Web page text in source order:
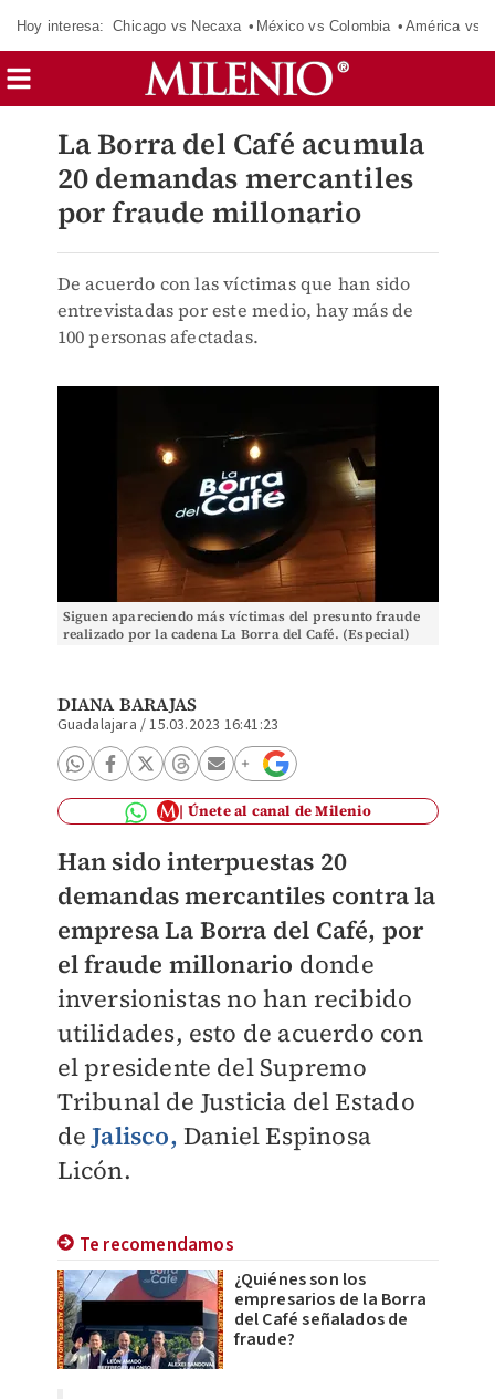
Hoy interesa: Chicago vs Necaxa México vs Colombia América vs
La Borra del Café acumula
20 demandas mercantiles
por fraude millonario
De acuerdo con las víctimas que han sido
entrevistadas por este medio, hay más de
100 personas afectadas.
Siguen apareciendo más víctimas del presunto fraude
realizado por la cadena La Borra del Café. (Especial)
DIANA BARAJAS
Guadalajara /15.03.2023 16:41:23
Únete al canal de Milenio
Han sido interpuestas 20
demandas mercantiles contra la
empresa La Borra del Café, por
el fraude millonario donde
inversionistas no han recibido
utilidades, esto de acuerdo con
el presidente del Supremo
Tribunal de Justicia del Estado
deJalisco, Daniel Espinosa
Licón.
Te recomendamos
¿Quiénes son los
empresarios de la Borra
del Café señalados de
fraude?